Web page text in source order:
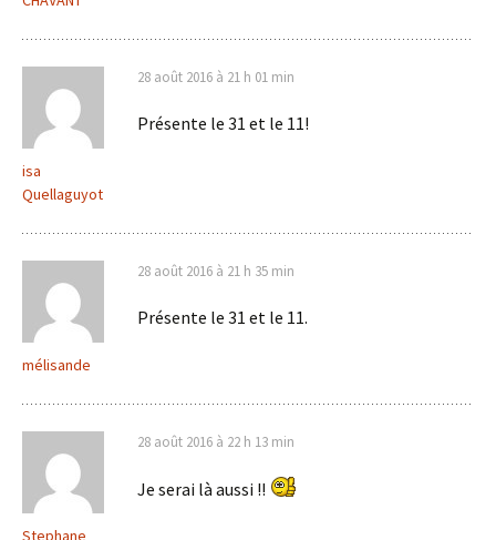
isa
Quellaguyot
28 août 2016 à 21 h 01 min
Présente le 31 et le 11!
mélisande
28 août 2016 à 21 h 35 min
Présente le 31 et le 11.
Stephane
28 août 2016 à 22 h 13 min
Je serai là aussi !!